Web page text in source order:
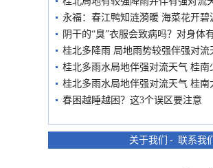
永福：春江鸭知涟漪暖 海菜花开碧
阴干的“臭”衣服会致病吗？对身体
桂北多降雨 局地雨势较强伴强对流
桂北多雨水局地伴强对流天气 桂南
桂北多雨水局地伴强对流天气 桂南
春困越睡越困？这3个误区要注意
关于我们 - 联系我们